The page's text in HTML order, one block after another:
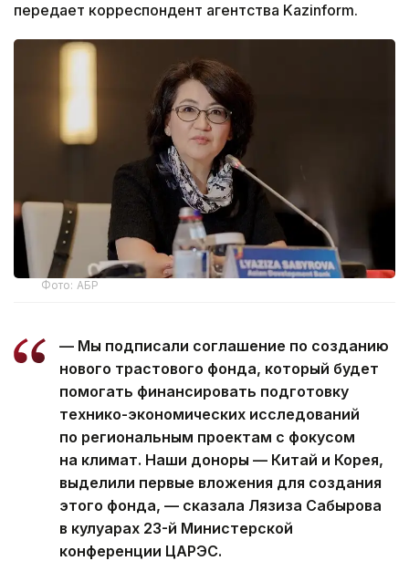
передает корреспондент агентства Kazinform.
Фото: АБР
— Мы подписали соглашение по созданию
нового трастового фонда, который будет
помогать финансировать подготовку
технико-экономических исследований
по региональным проектам с фокусом
на климат. Наши доноры — Китай и Корея,
выделили первые вложения для создания
этого фонда, — сказала Лязиза Сабырова
в кулуарах 23-й Министерской
конференции ЦАРЭС.